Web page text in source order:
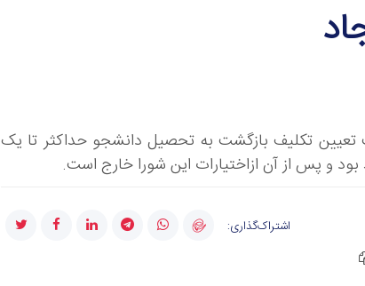
تکلیف بازگشت به تحصیل دانشجو حداکثر تا یک
و پس از آن ازاختیارات این شورا خارج است.
اشتراک‌گذاری: